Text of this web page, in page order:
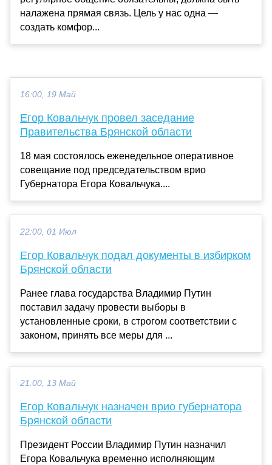
налажена прямая связь. Цель у нас одна —
создать комфор...
16:00, 19 Май
Егор Ковальчук провел заседание
Правительства Брянской области
18 мая состоялось еженедельное оперативное
совещание под председательством врио
Губернатора Егора Ковальчука....
22:00, 01 Июл
Егор Ковальчук подал документы в избирком
Брянской области
Ранее глава государства Владимир Путин
поставил задачу провести выборы в
установленные сроки, в строгом соответствии с
законом, принять все меры для ...
21:00, 13 Май
Егор Ковальчук назначен врио губернатора
Брянской области
Президент России Владимир Путин назначил
Егора Ковальчука временно исполняющим